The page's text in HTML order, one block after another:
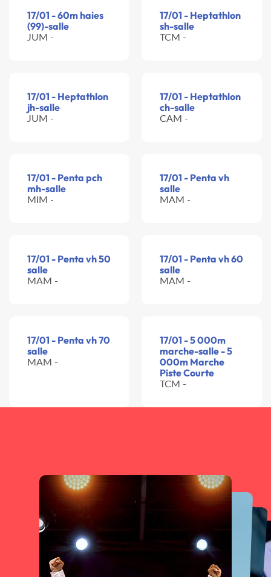
17/01 - 60m haies
(99)-salle
JUM -
17/01 - Heptathlon
sh-salle
TCM -
17/01 - Heptathlon
jh-salle
JUM -
17/01 - Heptathlon
ch-salle
CAM -
17/01 - Penta pch
mh-salle
MIM -
17/01 - Penta vh
salle
MAM -
17/01 - Penta vh 50
salle
MAM -
17/01 - Penta vh 60
salle
MAM -
17/01 - Penta vh 70
salle
MAM -
17/01 - 5 000m
marche-salle - 5
000m Marche
Piste Courte
TCM -